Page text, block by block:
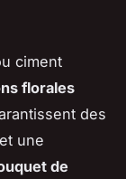
ciment
florales
des
une
de